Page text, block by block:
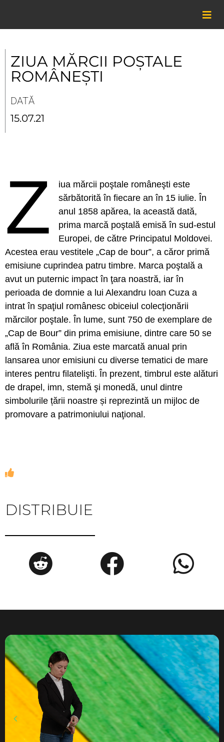
content
ZIUA MĂRCII POȘTALE
ROMÂNEȘTI
DATĂ
15.07.21
Z
iua mărcii poştale româneşti este
sărbătorită în fiecare an în 15 iulie. În
anul 1858 apărea, la această dată,
prima marcă poştală emisă în sud-estul
Europei, de către Principatul Moldovei.
Acestea erau vestitele „Cap de bour”, a căror primă
emisiune cuprindea patru timbre. Marca poştală a
avut un puternic impact în ţara noastră, iar în
perioada de domnie a lui Alexandru Ioan Cuza a
intrat în spaţiul românesc obiceiul colecţionării
mărcilor poştale. În lume, sunt 750 de exemplare de
„Cap de Bour” din prima emisiune, dintre care 50 se
află în România. Ziua este marcată anual prin
lansarea unor emisiuni cu diverse tematici de mare
interes pentru filatelişti. În prezent, timbrul este alături
de drapel, imn, stemă şi monedă, unul dintre
simbolurile țării noastre și reprezintă un mijloc de
promovare a patrimoniului naţional.
DISTRIBUIE